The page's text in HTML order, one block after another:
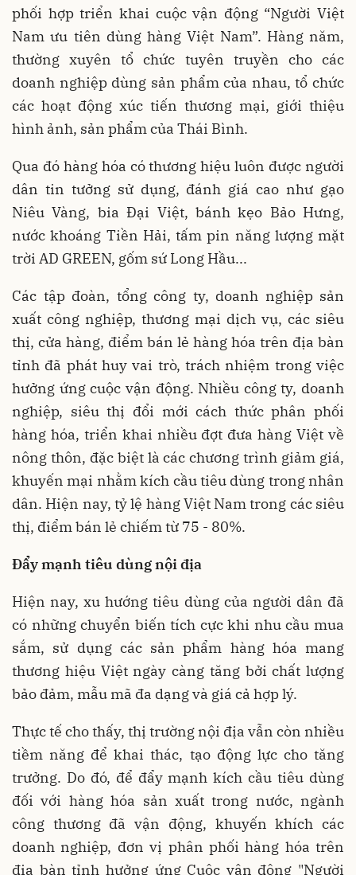
phối hợp triển khai cuộc vận động “Người Việt
Nam ưu tiên dùng hàng Việt Nam”. Hàng năm,
thường xuyên tổ chức tuyên truyền cho các
doanh nghiệp dùng sản phẩm của nhau, tổ chức
các hoạt động xúc tiến thương mại, giới thiệu
hình ảnh, sản phẩm của Thái Bình.
Qua đó hàng hóa có thương hiệu luôn được người
dân tin tưởng sử dụng, đánh giá cao như gạo
Niêu Vàng, bia Đại Việt, bánh kẹo Bảo Hưng,
nước khoáng Tiền Hải, tấm pin năng lượng mặt
trời AD GREEN, gốm sứ Long Hầu...
Các tập đoàn, tổng công ty, doanh nghiệp sản
xuất công nghiệp, thương mại dịch vụ, các siêu
thị, cửa hàng, điểm bán lẻ hàng hóa trên địa bàn
tỉnh đã phát huy vai trò, trách nhiệm trong việc
hưởng ứng cuộc vận động. Nhiều công ty, doanh
nghiệp, siêu thị đổi mới cách thức phân phối
hàng hóa, triển khai nhiều đợt đưa hàng Việt về
nông thôn, đặc biệt là các chương trình giảm giá,
khuyến mại nhằm kích cầu tiêu dùng trong nhân
dân. Hiện nay, tỷ lệ hàng Việt Nam trong các siêu
thị, điểm bán lẻ chiếm từ 75 - 80%.
Đẩy mạnh tiêu dùng nội địa
Hiện nay, xu hướng tiêu dùng của người dân đã
có những chuyển biến tích cực khi nhu cầu mua
sắm, sử dụng các sản phẩm hàng hóa mang
thương hiệu Việt ngày càng tăng bởi chất lượng
bảo đảm, mẫu mã đa dạng và giá cả hợp lý.
Thực tế cho thấy, thị trường nội địa vẫn còn nhiều
tiềm năng để khai thác, tạo động lực cho tăng
trưởng. Do đó, để đẩy mạnh kích cầu tiêu dùng
đối với hàng hóa sản xuất trong nước, ngành
công thương đã vận động, khuyến khích các
doanh nghiệp, đơn vị phân phối hàng hóa trên
địa bàn tỉnh hưởng ứng Cuộc vận động "Người